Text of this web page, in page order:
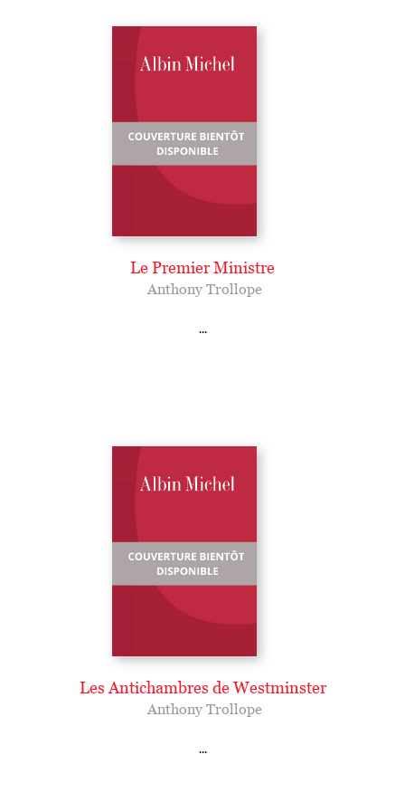
Le Premier Ministre
Anthony Trollope
...
Les Antichambres de Westminster
Anthony Trollope
...